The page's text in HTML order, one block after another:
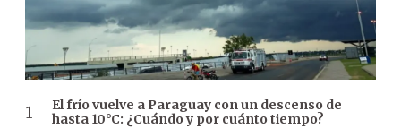
El frío vuelve a Paraguay con un descenso de
hasta 10°C: ¿Cuándo y por cuánto tiempo?